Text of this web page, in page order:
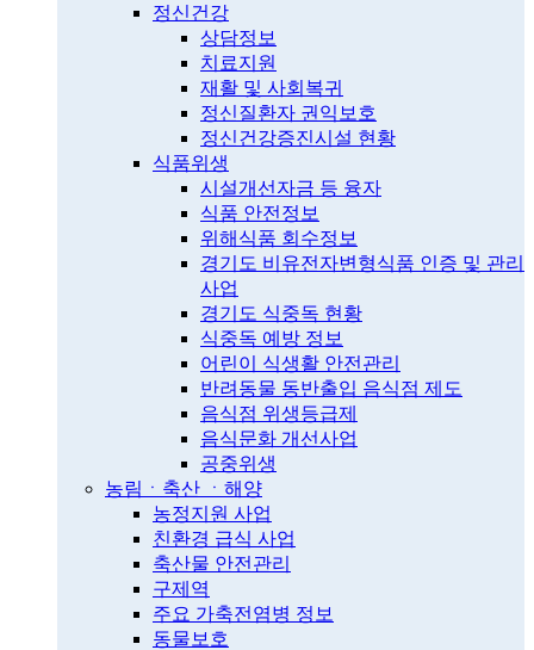
정신건강
상담정보
치료지원
재활 및 사회복귀
정신질환자 권익보호
정신건강증진시설 현황
식품위생
시설개선자금 등 융자
식품 안전정보
위해식품 회수정보
경기도 비유전자변형식품 인증 및 관리
사업
경기도 식중독 현황
식중독 예방 정보
어린이 식생활 안전관리
반려동물 동반출입 음식점 제도
음식점 위생등급제
음식문화 개선사업
공중위생
농림ㆍ축산 ㆍ해양
농정지원 사업
친환경 급식 사업
축산물 안전관리
구제역
주요 가축전염병 정보
동물보호